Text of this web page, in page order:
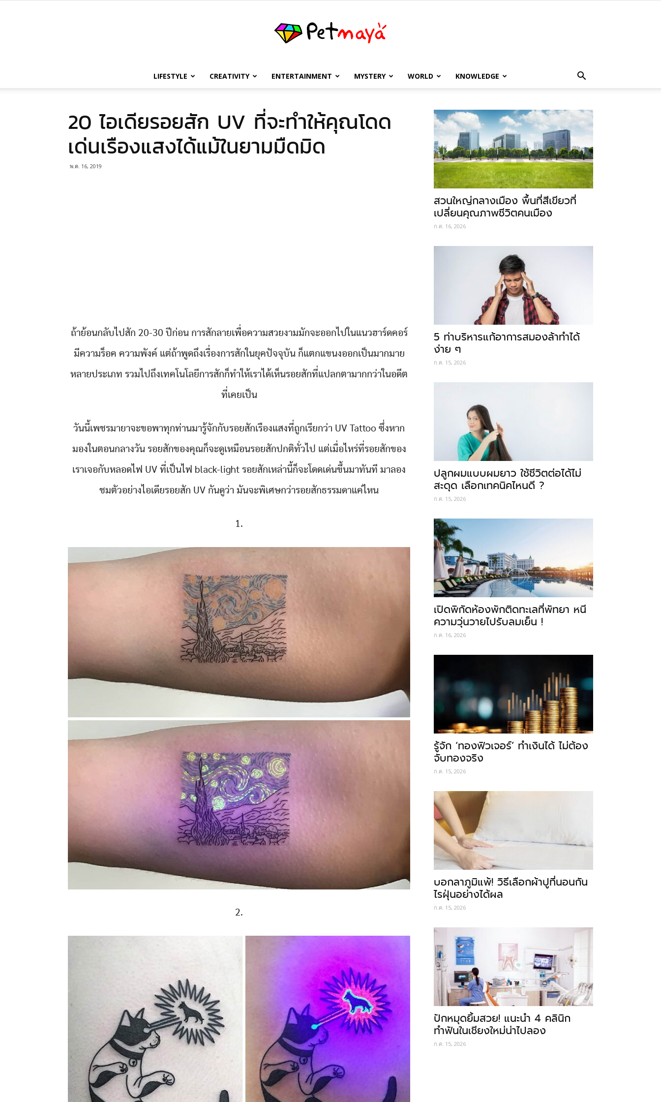
เพชร
LIFESTYLE CREATIVITY ENTERTAINMENT MYSTERY WORLD KNOWLEDGE
20 ไอเดียรอยสัก UV ที่จะทำให้คุณโดด
เด่นเรืองแสงได้แม้ในยามมืดมิด
พ.ค. 16, 2019
ถ้าย้อนกลับไปสัก 20-30 ปีก่อน การสักลายเพื่อความสวยงามมักจะออกไปในแนวฮาร์ดคอร์
มีความร็อค ความพังค์ แต่ถ้าพูดถึงเรื่องการสักในยุคปัจจุบัน ก็แตกแขนงออกเป็นมากมาย
หลายประเภท รวมไปถึงเทคโนโลยีการสักก็ทำให้เราได้เห็นรอยสักที่แปลกตามากกว่าในอดีต
ที่เคยเป็น
วันนี้เพชรมายาจะขอพาทุกท่านมารู้จักกับรอยสักเรืองแสงที่ถูกเรียกว่า UV Tattoo ซึ่งหาก
มองในตอนกลางวัน รอยสักของคุณก็จะดูเหมือนรอยสักปกติทั่วไป แต่เมื่อไหร่ที่รอยสักของ
เราเจอกับหลอดไฟ UV ที่เป็นไฟ black-light รอยสักเหล่านี้ก็จะโดดเด่นขึ้นมาทันที มาลอง
ชมตัวอย่างไอเดียรอยสัก UV กันดูว่า มันจะพิเศษกว่ารอยสักธรรมดาแค่ไหน
1.
2.
สวนใหญ่กลางเมือง พื้นที่สีเขียวที่
เปลี่ยนคุณภาพชีวิตคนเมือง
ก.ค. 16, 2026
5 ท่าบริหารแก้อาการสมองล้าทำได้
ง่าย ๆ
ก.ค. 15, 2026
ปลูกผมแบบผมยาว ใช้ชีวิตต่อได้ไม่
สะดุด เลือกเทคนิคไหนดี ?
ก.ค. 15, 2026
เปิดพิกัดห้องพักติดทะเลที่พัทยา หนี
ความวุ่นวายไปรับลมเย็น !
ก.ค. 16, 2026
รู้จัก ‘ทองฟิวเจอร์’ ทำเงินได้ ไม่ต้อง
จับทองจริง
ก.ค. 15, 2026
บอกลาภูมิแพ้! วิธีเลือกผ้าปูที่นอนกัน
ไรฝุ่นอย่างได้ผล
ก.ค. 15, 2026
ปักหมุดยิ้มสวย! แนะนำ 4 คลินิก
ทำฟันในเชียงใหม่น่าไปลอง
ก.ค. 15, 2026